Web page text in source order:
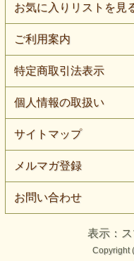
お気に入りリストを見
ご利用案内
特定商取引法表示
個人情報の取扱い
サイトマップ
メルマガ登録
お問い合わせ
表示：ス
Copyright